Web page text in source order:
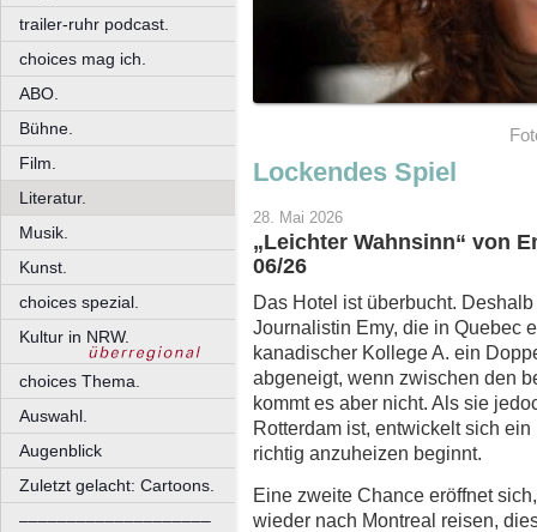
trailer-ruhr podcast.
choices mag ich.
ABO.
Bühne.
Film.
Literatur.
Musik.
Kunst.
choices spezial.
Kultur in NRW.
choices Thema.
Auswahl.
Augenblick
Zuletzt gelacht: Cartoons.
––––––––––––––––––––
Lockendes Spiel
28. Mai 2026
„Leichter Wahnsinn“ von
06/26
Das Hotel ist überbucht.
Journalistin Emy, die in Quebec
kanadischer Kollege A. ein
abgeneigt, wenn zwischen den
kommt es aber nicht. Als sie
Rotterdam ist, entwickelt sich
richtig anzuheizen beginnt.
Eine zweite Chance eröffnet
wieder nach Montreal reisen,